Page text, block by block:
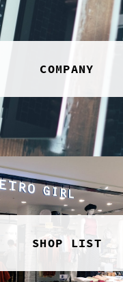
ーコーデ#トレンドファ
ドコーデ #トレンドアイ
COMPANY
SHOP LIST